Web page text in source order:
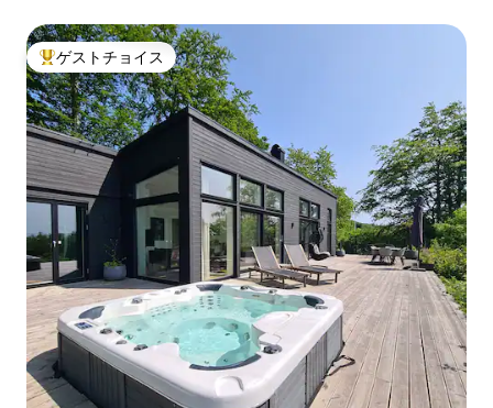
大好評のゲストチョイスです。
ゲストチョイス